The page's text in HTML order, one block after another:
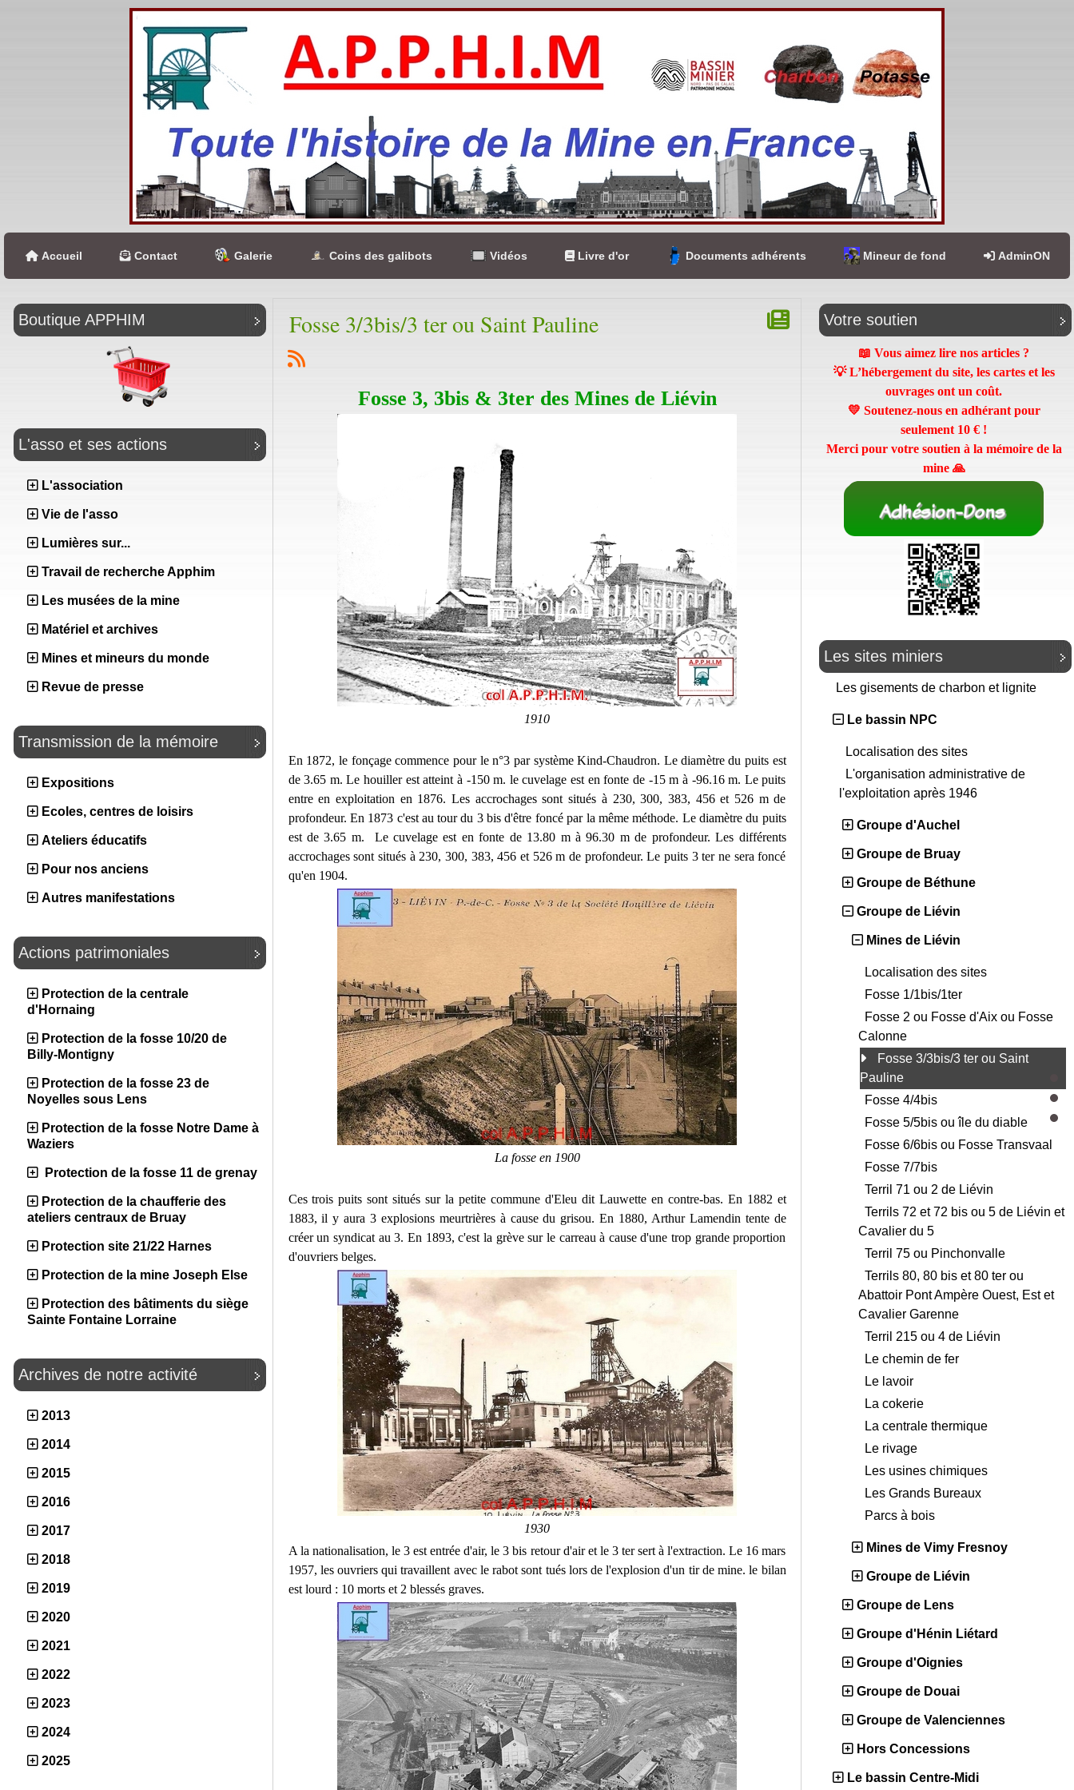
Accueil Contact Galerie Coins des galibots Vidéos Livre d'or Documents adhérents Mineur de fond AdminON
Boutique APPHIM
L'asso et ses actions
L'association
Vie de l'asso
Lumières sur...
Travail de recherche Apphim
Les musées de la mine
Matériel et archives
Mines et mineurs du monde
Revue de presse
Transmission de la mémoire
Expositions
Ecoles, centres de loisirs
Ateliers éducatifs
Pour nos anciens
Autres manifestations
Actions patrimoniales
Protection de la centrale
d'Hornaing
Protection de la fosse 10/20 de
Billy-Montigny
Protection de la fosse 23 de
Noyelles sous Lens
Protection de la fosse Notre Dame à
Waziers
Protection de la fosse 11 de grenay
Protection de la chaufferie des
ateliers centraux de Bruay
Protection site 21/22 Harnes
Protection de la mine Joseph Else
Protection des bâtiments du siège
Sainte Fontaine Lorraine
Archives de notre activité
2013
2014
2015
2016
2017
2018
2019
2020
2021
2022
2023
2024
2025
Fosse 3/3bis/3 ter ou Saint Pauline
Fosse 3, 3bis & 3ter des Mines de Liévin
1910
En 1872, le fonçage commence pour le n°3 par système Kind-Chaudron. Le diamètre du puits est
de 3.65 m. Le houiller est atteint à -150 m. le cuvelage est en fonte de -15 m à -96.16 m. Le puits
entre en exploitation en 1876. Les accrochages sont situés à 230, 300, 383, 456 et 526 m de
profondeur. En 1873 c'est au tour du 3 bis d'être foncé par la même méthode. Le diamètre du puits
est de 3.65 m. Le cuvelage est en fonte de 13.80 m à 96.30 m de profondeur. Les différents
accrochages sont situés à 230, 300, 383, 456 et 526 m de profondeur. Le puits 3 ter ne sera foncé
qu'en 1904.
La fosse en 1900
Ces trois puits sont situés sur la petite commune d'Eleu dit Lauwette en contre-bas. En 1882 et
1883, il y aura 3 explosions meurtrières à cause du grisou. En 1880, Arthur Lamendin tente de
créer un syndicat au 3. En 1893, c'est la grève sur le carreau à cause d'une trop grande proportion
d'ouvriers belges.
1930
A la nationalisation, le 3 est entrée d'air, le 3 bis retour d'air et le 3 ter sert à l'extraction. Le 16 mars
1957, les ouvriers qui travaillent avec le rabot sont tués lors de l'explosion d'un tir de mine. le bilan
est lourd : 10 morts et 2 blessés graves.
Votre soutien
📖 Vous aimez lire nos articles ?
💡 L’hébergement du site, les cartes et les
ouvrages ont un coût.
💛 Soutenez-nous en adhérant pour
seulement 10 € !
Merci pour votre soutien à la mémoire de la
mine 🙏
Les sites miniers
Les gisements de charbon et lignite
Le bassin NPC
Localisation des sites
L'organisation administrative de
l'exploitation après 1946
Groupe d'Auchel
Groupe de Bruay
Groupe de Béthune
Groupe de Liévin
Mines de Liévin
Localisation des sites
Fosse 1/1bis/1ter
Fosse 2 ou Fosse d'Aix ou Fosse
Calonne
Fosse 3/3bis/3 ter ou Saint
Pauline
Fosse 4/4bis
Fosse 5/5bis ou île du diable
Fosse 6/6bis ou Fosse Transvaal
Fosse 7/7bis
Terril 71 ou 2 de Liévin
Terrils 72 et 72 bis ou 5 de Liévin et
Cavalier du 5
Terril 75 ou Pinchonvalle
Terrils 80, 80 bis et 80 ter ou
Abattoir Pont Ampère Ouest, Est et
Cavalier Garenne
Terril 215 ou 4 de Liévin
Le chemin de fer
Le lavoir
La cokerie
La centrale thermique
Le rivage
Les usines chimiques
Les Grands Bureaux
Parcs à bois
Mines de Vimy Fresnoy
Groupe de Liévin
Groupe de Lens
Groupe d'Hénin Liétard
Groupe d'Oignies
Groupe de Douai
Groupe de Valenciennes
Hors Concessions
Le bassin Centre-Midi